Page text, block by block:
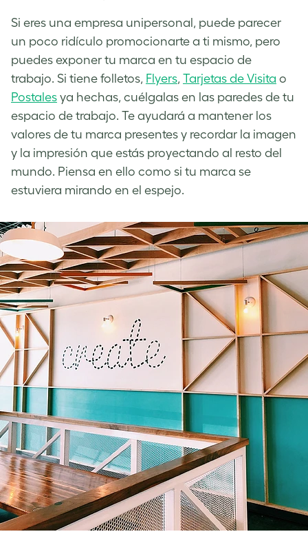
Si eres una empresa unipersonal, puede parecer
un poco ridículo promocionarte a ti mismo, pero
puedes exponer tu marca en tu espacio de
trabajo. Si tiene folletos, Flyers, Tarjetas de Visita o
Postales ya hechas, cuélgalas en las paredes de tu
espacio de trabajo. Te ayudará a mantener los
valores de tu marca presentes y recordar la imagen
y la impresión que estás proyectando al resto del
mundo. Piensa en ello como si tu marca se
estuviera mirando en el espejo.